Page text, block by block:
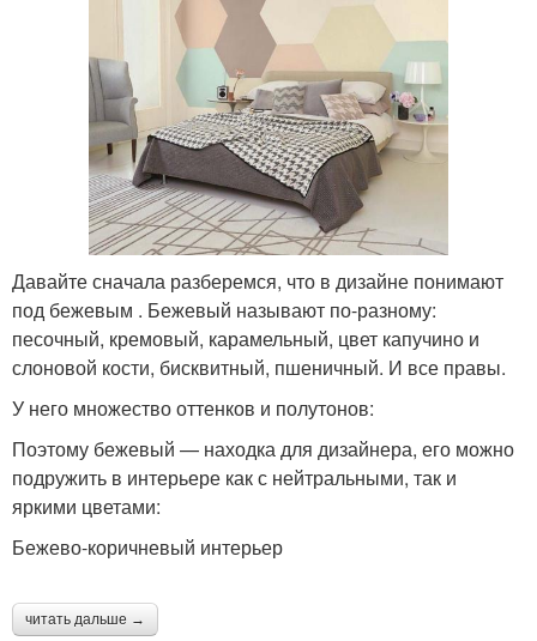
Давайте сначала разберемся, что в дизайне понимают
под бежевым . Бежевый называют по-разному:
песочный, кремовый, карамельный, цвет капучино и
слоновой кости, бисквитный, пшеничный. И все правы.
У него множество оттенков и полутонов:
Поэтому бежевый — находка для дизайнера, его можно
подружить в интерьере как с нейтральными, так и
яркими цветами:
Бежево-коричневый интерьер
читать дальше →